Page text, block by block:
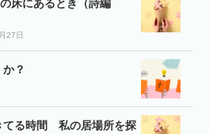
床にあるとき（詩編
27日
？
てる時間 私の居場所を探